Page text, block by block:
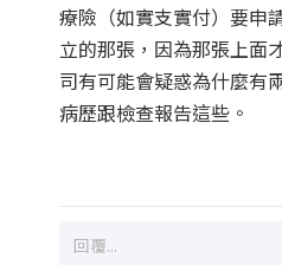
療險（如實支實付）要申
立的那張，因為那張上面
司有可能會疑惑為什麼有
病歷跟檢查報告這些。